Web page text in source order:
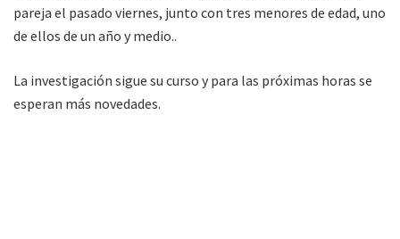
pareja el pasado viernes, junto con tres menores de edad, uno
de ellos de un año y medio..
La investigación sigue su curso y para las próximas horas se
esperan más novedades.